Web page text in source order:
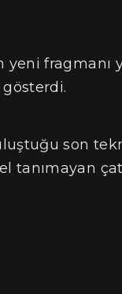
yeni fragmanı
son
tanımayan